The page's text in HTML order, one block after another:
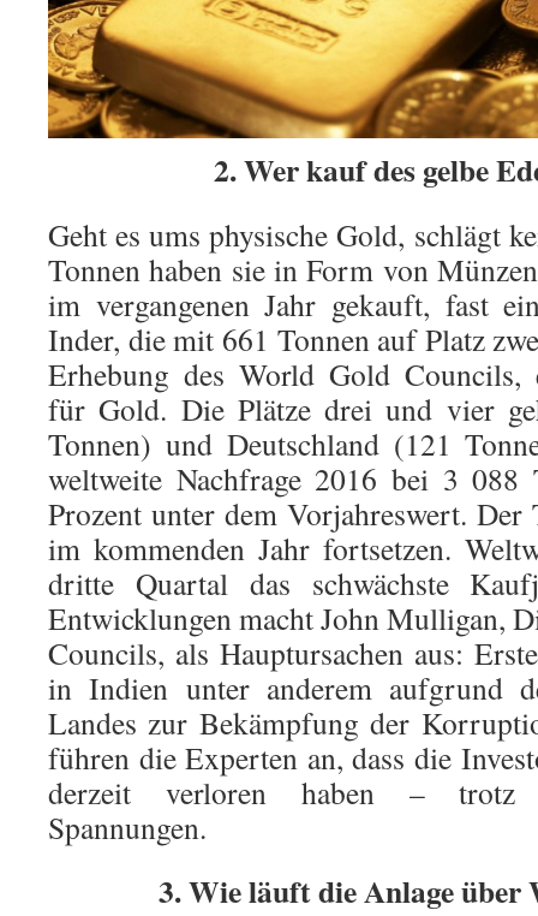
2. Wer kauf des gelbe
Geht es ums physische Gold, schlägt
Tonnen haben sie in Form von
im vergangenen Jahr gekauft, fast
Inder, die mit 661 Tonnen auf Platz
Erhebung des World Gold Councils,
für Gold. Die Plätze drei und vier
Tonnen) und Deutschland (121
weltweite Nachfrage 2016 bei 3
Prozent unter dem Vorjahreswert.
im kommenden Jahr fortsetzen.
dritte Quartal das schwächste
Entwicklungen macht John Mulligan,
Councils, als Hauptursachen aus:
in Indien unter anderem aufgrund
Landes zur Bekämpfung der
führen die Experten an, dass die
derzeit verloren haben – trotz
Spannungen.
3. Wie läuft die Anlage über